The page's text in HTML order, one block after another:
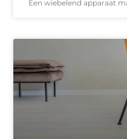
Een wiebelend apparaat